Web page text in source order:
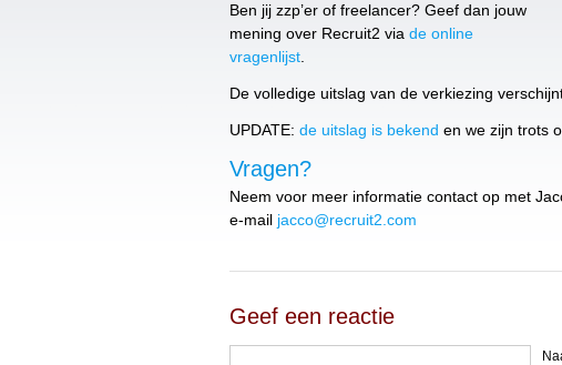
Ben jij zzp’er of freelancer? Geef dan jouw
mening over Recruit2 via de online
vragenlijst
De volledige uitslag van de verkiezing
UPDATE: de uitslag is bekend en we zijn trots
Vragen?
Neem voor meer informatie contact op met
e-mail jacco@recruit2.com
Geef een reactie